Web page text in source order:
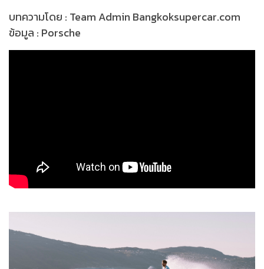
บทความโดย : Team Admin Bangkoksupercar.com
ข้อมูล : Porsche